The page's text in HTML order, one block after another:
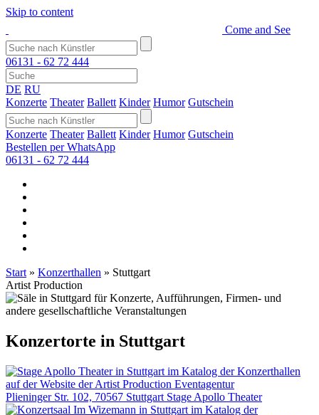
Skip to content
Come and See
06131 - 62 72 444
DE RU
Konzerte Theater Ballett Kinder Humor Gutschein
Konzerte Theater Ballett Kinder Humor Gutschein
Bestellen per WhatsApp
06131 - 62 72 444
Start » Konzerthallen » Stuttgart
Artist Production
Konzertorte in Stuttgart
Plieninger Str. 102, 70567 Stuttgart Stage Apollo Theater